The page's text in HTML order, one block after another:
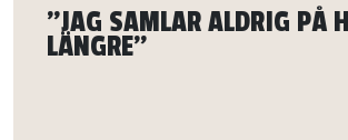
”JAG SAMLAR ALDRIG PÅ
LÄNGRE”